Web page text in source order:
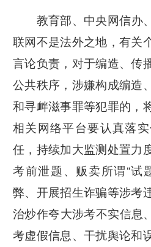
教育部、中央网信办
联网不是法外之地，有关
言论负责，对于编造、传
公共秩序，涉嫌构成编造
和寻衅滋事罪等犯罪的，
相关网络平台要认真落
任，持续加大监测处置力
考前泄题、贩卖所谓“试
弊、开展招生诈骗等涉考
治炒作夸大涉考不实信息
考虚假信息、干扰舆论和